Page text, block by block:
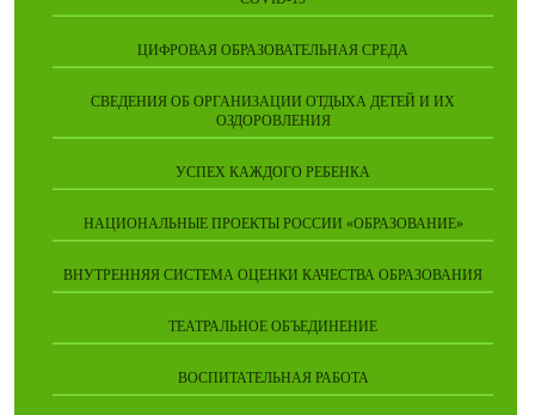
ЦИФРОВАЯ ОБРАЗОВАТЕЛЬНАЯ СРЕДА
СВЕДЕНИЯ ОБ ОРГАНИЗАЦИИ ОТДЫХА ДЕТЕЙ И ИХ
ОЗДОРОВЛЕНИЯ
УСПЕХ КАЖДОГО РЕБЕНКА
НАЦИОНАЛЬНЫЕ ПРОЕКТЫ РОССИИ «ОБРАЗОВАНИЕ»
ВНУТРЕННЯЯ СИСТЕМА ОЦЕНКИ КАЧЕСТВА ОБРАЗОВАНИЯ
ТЕАТРАЛЬНОЕ ОБЪЕДИНЕНИЕ
ВОСПИТАТЕЛЬНАЯ РАБОТА